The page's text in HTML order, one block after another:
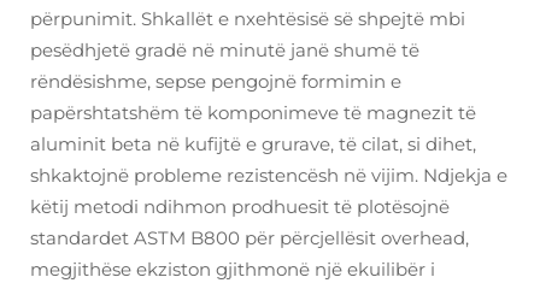
përpunimit. Shkallët e nxehtësisë së shpejtë mbi
pesëdhjetë gradë në minutë janë shumë të
rëndësishme, sepse pengojnë formimin e
papërshtatshëm të komponimeve të magnezit të
aluminit beta në kufijtë e grurave, të cilat, si dihet,
shkaktojnë probleme rezistencësh në vijim. Ndjekja e
këtij metodi ndihmon prodhuesit të plotësojnë
standardet ASTM B800 për përcjellësit overhead,
megjithëse ekziston gjithmonë një ekuilibër i